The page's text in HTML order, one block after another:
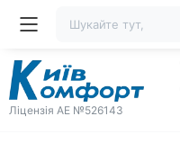
Ліцензія AE №526143